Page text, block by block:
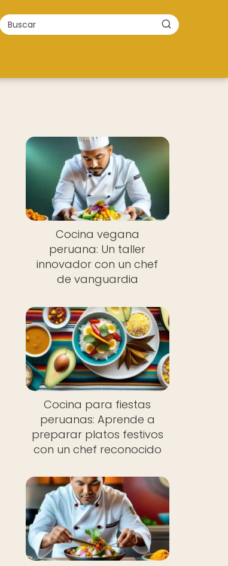
Cocina vegana
peruana: Un taller
innovador con un chef
de vanguardia
Cocina para fiestas
peruanas: Aprende a
preparar platos festivos
con un chef reconocido